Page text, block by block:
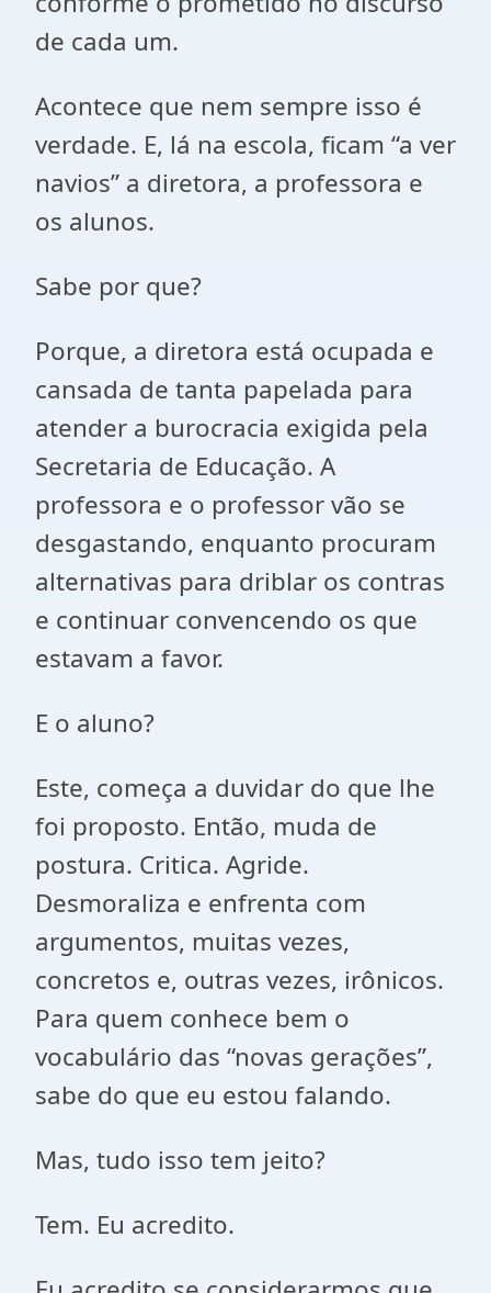
de cada um.
Acontece que nem sempre isso é
verdade. E, lá na escola, ficam “a ver
navios” a diretora, a professora e
os alunos.
Sabe por que?
Porque, a diretora está ocupada e
cansada de tanta papelada para
atender a burocracia exigida pela
Secretaria de Educação. A
professora e o professor vão se
desgastando, enquanto procuram
alternativas para driblar os contras
e continuar convencendo os que
estavam a favor.
E o aluno?
Este, começa a duvidar do que lhe
foi proposto. Então, muda de
postura. Critica. Agride.
Desmoraliza e enfrenta com
argumentos, muitas vezes,
concretos e, outras vezes, irônicos.
Para quem conhece bem o
vocabulário das “novas gerações”,
sabe do que eu estou falando.
Mas, tudo isso tem jeito?
Tem. Eu acredito.